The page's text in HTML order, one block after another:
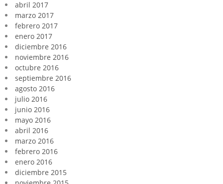
abril 2017
marzo 2017
febrero 2017
enero 2017
diciembre 2016
noviembre 2016
octubre 2016
septiembre 2016
agosto 2016
julio 2016
junio 2016
mayo 2016
abril 2016
marzo 2016
febrero 2016
enero 2016
diciembre 2015